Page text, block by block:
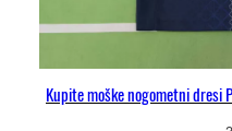
Kupite moške nogometni dresi